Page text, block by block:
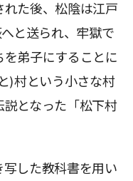
た後、松陰は江戸
と送られ、牢獄で
弟子にすることに
)村という小さな村
となった「松下村
した教科書を用い